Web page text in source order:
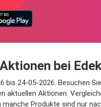
bei
24-05-2026. Besuchen
Aktionen.
Produkte sind nur